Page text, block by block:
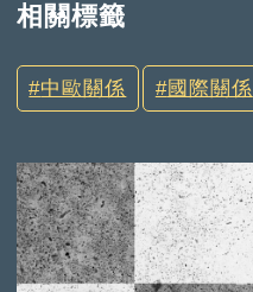
相關標籤
中歐關係 國際關係